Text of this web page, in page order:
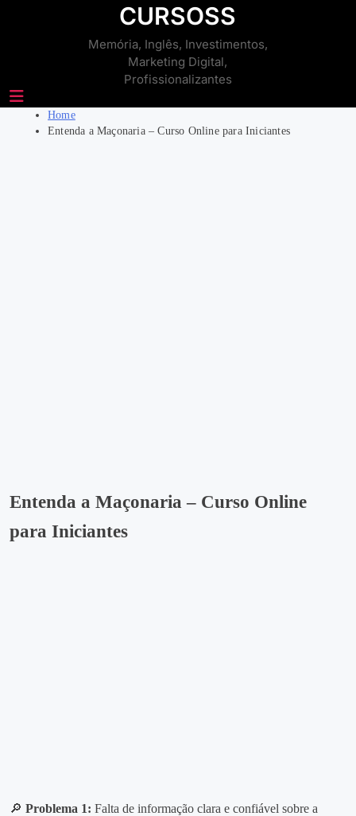
CURSOSS
Memória, Inglês, Investimentos,
Marketing Digital,
Profissionalizantes
Home
Entenda a Maçonaria – Curso Online para Iniciantes
Entenda a Maçonaria – Curso Online
para Iniciantes
🔎 Problema 1: Falta de informação clara e confiável sobre a